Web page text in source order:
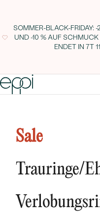
SOMMER-BLACK-FRIDAY:
UND -10 % AUF
ENDET IN7T
Sale
Trauringe/
NEUHEITEN
und